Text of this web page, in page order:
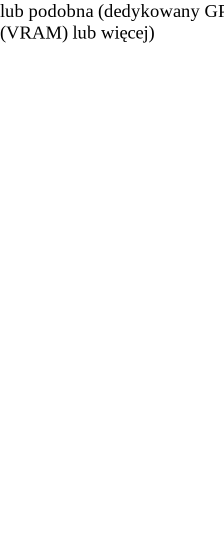
lub podobna (dedykowany
(VRAM) lub więcej)